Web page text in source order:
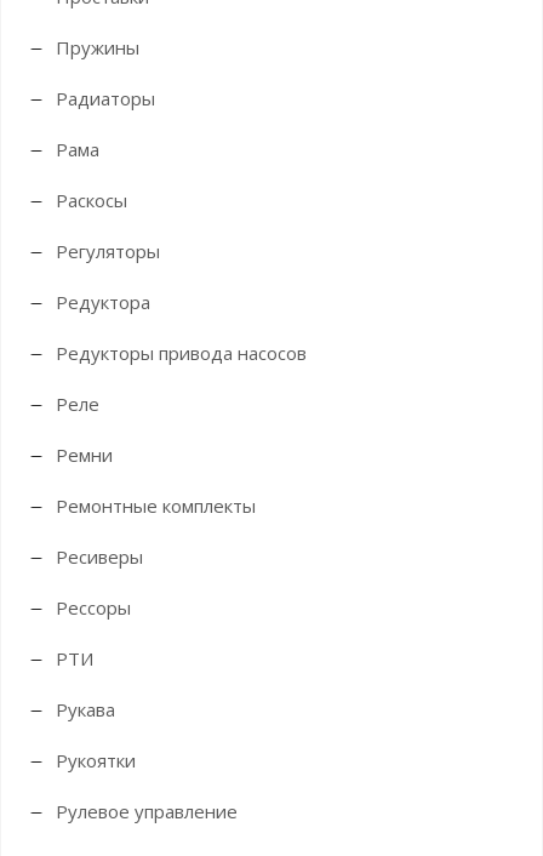
Пружины
Радиаторы
Рама
Раскосы
Регуляторы
Редуктора
Редукторы привода насосов
Реле
Ремни
Ремонтные комплекты
Ресиверы
Рессоры
РТИ
Рукава
Рукоятки
Рулевое управление